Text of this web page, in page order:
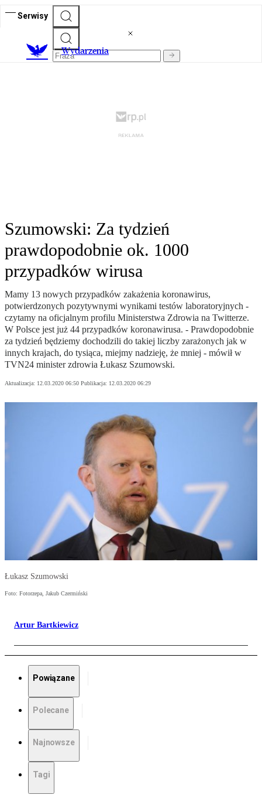
Serwisy
Wydarzenia
Szumowski: Za tydzień
prawdopodobnie ok. 1000
przypadków wirusa
Mamy 13 nowych przypadków zakażenia koronawirus,
potwierdzonych pozytywnymi wynikami testów laboratoryjnych -
czytamy na oficjalnym profilu Ministerstwa Zdrowia na Twitterze.
W Polsce jest już 44 przypadków koronawirusa. - Prawdopodobnie
za tydzień będziemy dochodzili do takiej liczby zarażonych jak w
innych krajach, do tysiąca, miejmy nadzieję, że mniej - mówił w
TVN24 minister zdrowia Łukasz Szumowski.
Aktualizacja: 12.03.2020 06:50 Publikacja: 12.03.2020 06:29
Łukasz Szumowski
Foto: Fotorzepa, Jakub Czermiński
Artur Bartkiewicz
Powiązane
Polecane
Najnowsze
Tagi